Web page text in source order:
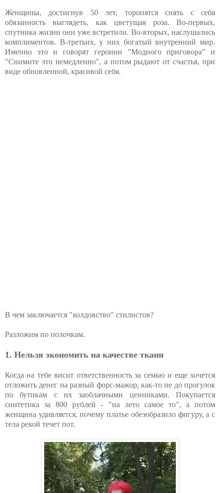
Женщины, достигнув 50 лет, торопятся снять с себя
обязанность выглядеть, как цветущая роза. Во-первых,
спутника жизни они уже встретили. Во-вторых, наслушались
комплиментов. В-третьих, у них богатый внутренний мир.
Именно это и говорят героини "Модного приговора" и
"Снимите это немедленно", а потом рыдают от счастья, при
виде обновленной, красивой себя.
В чем заключается "колдовство" стилистов?
Разложим по полочкам.
1. Нельзя экономить на качестве ткани
Когда на тебе висит ответственность за семью и еще хочется
отложить денег на разный форс-мажор, как-то не до прогулок
по бутикам с их заоблачными ценниками. Покупается
синтетика за 800 рублей - "на лето самое то", а потом
женщина удивляется, почему платье обезобразило фигуру, а с
тела рекой течет пот.